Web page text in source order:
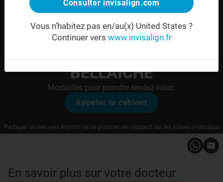
BELLAICHE
Modalités pour prendre rendez-vous:
Appeler le cabinet
Partager un lien vers le profil de ce praticien en cliquant sur les icônes ci-dessous
En savoir plus sur votre docteur
Consulter invisalign.com
Vous n’habitez pas en/au(x) United States ?
Continuer vers www.invisalign.fr